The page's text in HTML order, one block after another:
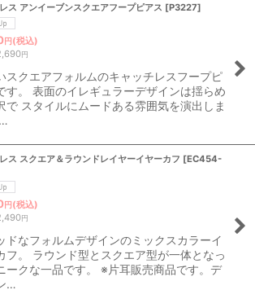
ス アンイーブンスクエアフープピアス [P3227]
円 (税込)
円
スクエアフォルムのキャッチレスフープピ
す。 表面のイレギュラーデザインは揺らめ
で スタイルにムードある雰囲気を演出しま
ス スクエア＆ラウンドレイヤーイヤーカフ [EC454-
円(税込)
円
ドなフォルムデザインのミックスカラーイ
フ。 ラウンド型とスクエア型が一体となっ
ークな一品です。 ※片耳販売商品です。デ
…